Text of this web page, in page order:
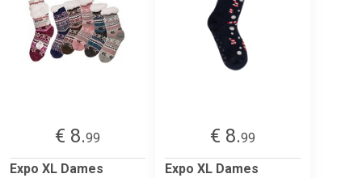
€ 8.99
Expo XL Dames
€ 8.99
Expo XL Dames